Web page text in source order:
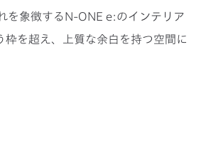
を象徴するN-ONE e:のインテリア
枠を超え、上質な余白を持つ空間に